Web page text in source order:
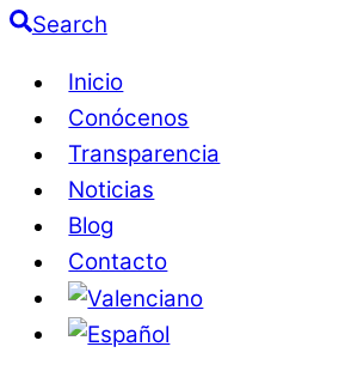
Search
Inicio
Conócenos
Transparencia
Noticias
Blog
Contacto